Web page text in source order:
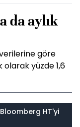
da aylık
göre
olarak yüzde 1,6
HT'yi